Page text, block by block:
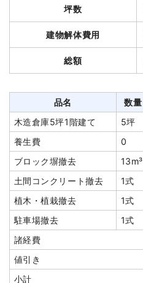
坪数
建物解体費用
総額
品名 数量
木造倉庫5坪1階建て
5坪
養生費
0
ブロック塀撤去
13m³
土間コンクリート撤去
1式
植木・植栽撤去
1式
駐車場撤去
1式
諸経費
値引き
小計